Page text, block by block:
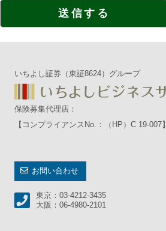
いちよし証券（東証8624）グループ
保険募集代理店：
【コンプライアンスNo.：（HP）C 19-007】
お問い合わせ
東京：03-4212-3435
大阪：06-4980-2101